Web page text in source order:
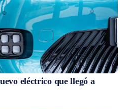
eléctrico que llegó a